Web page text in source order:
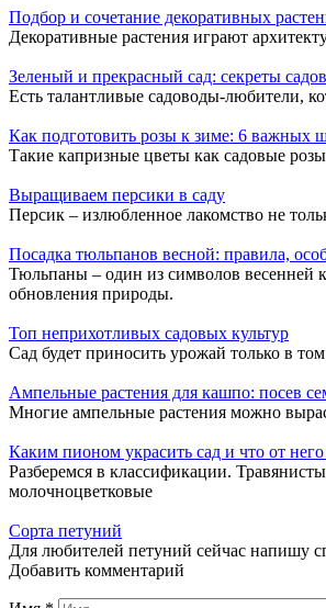
Подбор и сочетание декоративных
Декоративные растения играют
Зеленый и прекрасный сад: секреты
Есть талантливые садоводы-любители,
Как подготовить розы к зиме: 6 важных
Такие капризные цветы как садовые
Выращиваем персики в саду
Персик – излюбленное лакомство не
Посадка тюльпанов весной: правила,
Тюльпаны – один из символов весенней
обновления природы.
Топ неприхотливых садовых культур
Сад будет приносить урожай только в том
Ампельные растения для кашпо: посев
Многие ампельные растения можно
Каким пионом украсить сад и что от
Разберемся в классификации.
молочноцветковые
Сорта петуний
Для любителей петуний сейчас напишу
Добавить комментарий